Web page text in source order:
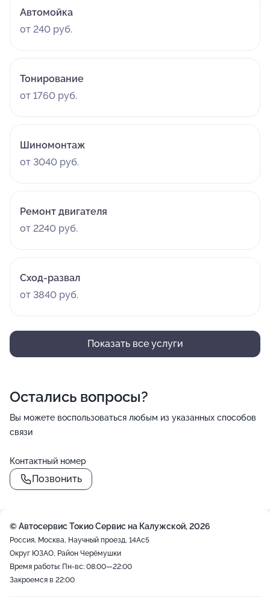
Автомойка
от 240 руб.
Тонирование
от 1760 руб.
Шиномонтаж
от 3040 руб.
Ремонт двигателя
от 2240 руб.
Сход-развал
от 3840 руб.
Показать все услуги
Остались вопросы?
Вы можете воспользоваться любым из указанных способов
связи
Контактный номер
Позвонить
© Автосервис Токио Сервис на Калужской, 2026
Россия, Москва, Научный проезд, 14Ас5
Округ ЮЗАО, Район Черёмушки
Время работы: Пн-вс: 08:00—22:00
Закроемся в 22:00